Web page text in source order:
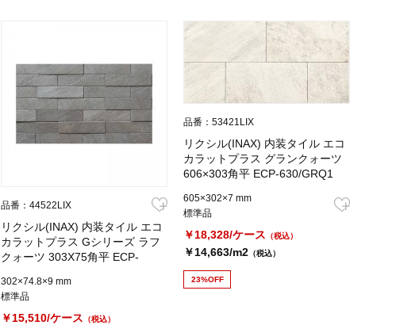
品番：44522LIX
リクシル(INAX) 内装タイル エコ
カラットプラス Gシリーズ ラフ
クォーツ 303X75角平 ECP-
302×74.8×9 mm
標準品
￥15,510/ケース （税込）
品番：53421LIX
リクシル(INAX) 内装タイル エコ
カラットプラス グランクォーツ
606×303角平 ECP-630/GRQ1
605×302×7 mm
標準品
￥18,328/ケース （税込）
￥14,663/m2 （税込）
23%OFF